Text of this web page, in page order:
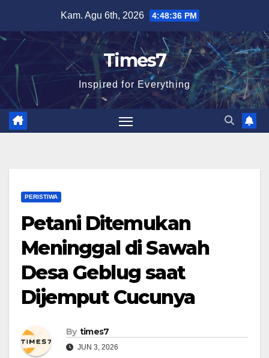
content
Kam. Agu 6th, 2026 4:48:38 PM
Times7
Inspired for Everything
PERISTIWA
Petani Ditemukan
Meninggal di Sawah
Desa Geblug saat
Dijemput Cucunya
By times7
JUN 3, 2026